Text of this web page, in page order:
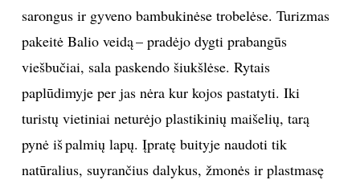
sarongus ir gyveno bambukinėse trobelėse. Turizmas
pakeitė Balio veidą – pradėjo dygti prabangūs
viešbučiai, sala paskendo šiukšlėse. Rytais
paplūdimyje per jas nėra kur kojos pastatyti. Iki
turistų vietiniai neturėjo plastikinių maišelių, tarą
pynė iš palmių lapų. Įpratę buityje naudoti tik
natūralius, suyrančius dalykus, žmonės ir plastmasę